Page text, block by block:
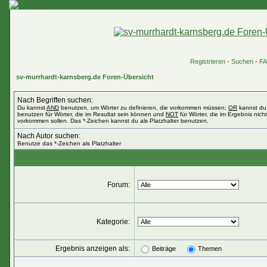
Registrieren• Suchen•
sv-murrhardt-karnsberg.de Foren-Übersicht
Nach Begriffen suchen:
Du kannstAND benutzen, um Wörter zu definieren, die vorkommen müssen; OR kannst du
benutzen für Wörter, die im Resultat sein können und NOT für Wörter, die im Ergebnis nicht
vorkommen sollen. Das *-Zeichen kannst du als Platzhalter benutzen.
Nach Autor suchen:
Benutze das *-Zeichen als Platzhalter
Forum:
Kategorie:
Ergebnis anzeigen als: Beiträge Themen